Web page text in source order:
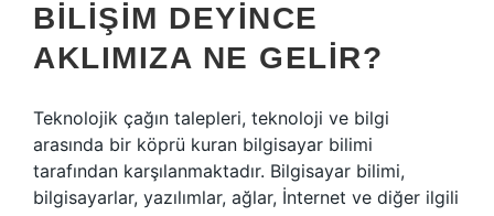
BILIŞIM DEYINCE
AKLIMIZA NE GELIR?
Teknolojik çağın talepleri, teknoloji ve bilgi
arasında bir köprü kuran bilgisayar bilimi
tarafından karşılanmaktadır. Bilgisayar bilimi,
bilgisayarlar, yazılımlar, ağlar, İnternet ve diğer ilgili